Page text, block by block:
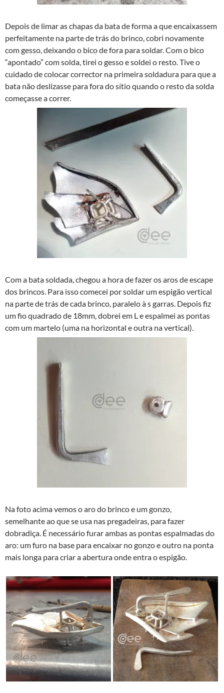
Depois de limar as chapas da bata de forma a que encaixassem
perfeitamente na parte de trás do brinco, cobri novamente
com gesso, deixando o bico de fora para soldar. Com o bico
“apontado” com solda, tirei o gesso e soldei o resto. Tive o
cuidado de colocar corrector na primeira soldadura para que a
bata não deslizasse para fora do sí­tio quando o resto da solda
começasse a correr.
Com a bata soldada, chegou a hora de fazer os aros de escape
dos brincos. Para isso comecei por soldar um espigão vertical
na parte de trás de cada brinco, paralelo à s garras. Depois fiz
um fio quadrado de 18mm, dobrei em L e espalmei as pontas
com um martelo (uma na horizontal e outra na vertical).
Na foto acima vemos o aro do brinco e um gonzo,
semelhante ao que se usa nas pregadeiras, para fazer
dobradiça. É necessário furar ambas as pontas espalmadas do
aro: um furo na base para encaixar no gonzo e outro na ponta
mais longa para criar a abertura onde entra o espigão.